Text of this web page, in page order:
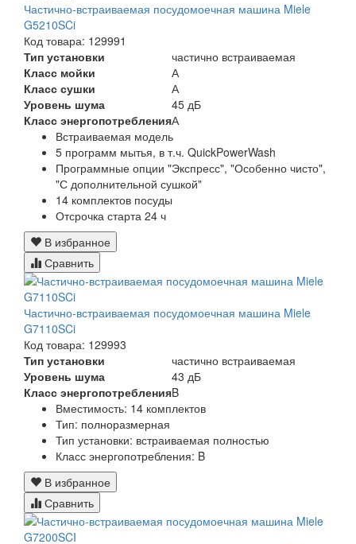
Частично-встраиваемая посудомоечная машина Miele
G5210SCi
Код товара: 129991
Тип установки
частично встраиваемая
Класс мойки
А
Класс сушки
А
Уровень шума
45 дБ
Класс энергопотребленияА
Встраиваемая модель
5 программ мытья, в т.ч. QuickPowerWash
Программные опции "Экспресс", "Особенно чисто",
"С дополнительной сушкой"
14 комплектов посуды
Отсрочка старта 24 ч
В избранное
Сравнить
Частично-встраиваемая посудомоечная машина Miele
G7110SCi
Код товара: 129993
Тип установки
частично встраиваемая
Уровень шума
43 дБ
Класс энергопотребленияB
Вместимость: 14 комплектов
Тип: полноразмерная
Тип установки: встраиваемая полностью
Класс энергопотребления: B
В избранное
Сравнить